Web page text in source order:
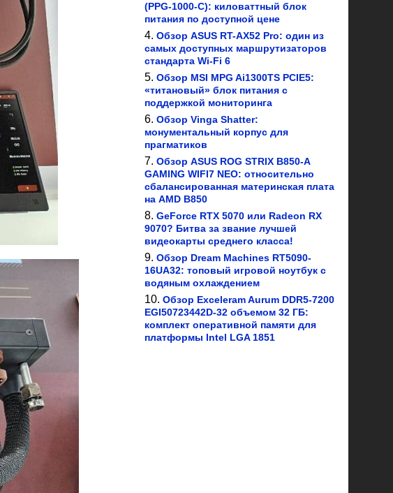
(PPG-1000-C): киловаттный блок
питания по доступной цене
Обзор ASUS RT-AX52 Pro: один из
самых доступных маршрутизаторов
стандарта Wi-Fi 6
Обзор MSI MPG Ai1300TS PCIE5:
«титановый» блок питания с
поддержкой мониторинга
Обзор Vinga Shatter:
монументальный корпус для
прагматиков
Обзор ASUS ROG STRIX B850-A
GAMING WIFI7 NEO: относительно
сбалансированная материнская плата
на AMD B850
GeForce RTX 5070 или Radeon RX
9070? Битва за звание лучшей
видеокарты среднего класса!
Обзор Dream Machines RT5090-
16UA32: топовый игровой ноутбук с
водяным охлаждением
Обзор Exceleram Aurum DDR5-7200
EGI50723442D-32 объемом 32 ГБ:
комплект оперативной памяти для
платформы Intel LGA 1851